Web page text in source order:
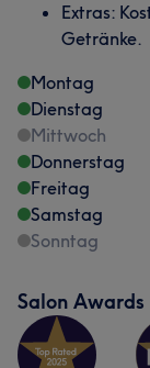
Extras:
Getränke.
Montag
Dienstag
Mittwoch
Donnerstag
Freitag
Samstag
Sonntag
Salon Awards